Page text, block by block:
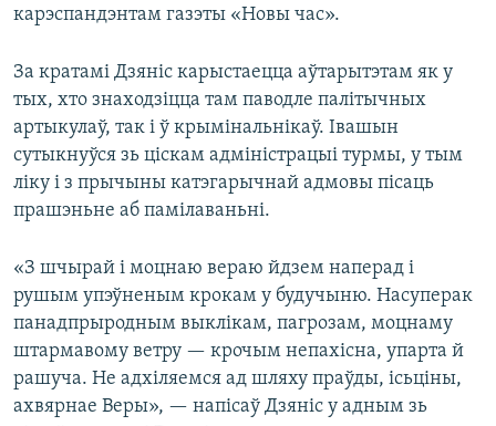
карэспандэнтам газэты «Новы час».
За кратамі Дзяніс карыстаецца аўтарытэтам як у
тых, хто знаходзіцца там паводле палітычных
артыкулаў, так і ў крымінальнікаў. Івашын
сутыкнуўся зь ціскам адміністрацыі турмы, у тым
ліку і з прычыны катэгарычнай адмовы пісаць
прашэньне аб памілаваньні.
«З шчырай і моцнаю вераю йдзем наперад і
рушым упэўненым крокам у будучыню. Насуперак
панадпрыродным выклікам, пагрозам, моцнаму
штармавому ветру — крочым непахісна, упарта й
рашуча. Не адхіляемся ад шляху праўды, ісьціны,
ахвярнае Веры», — напісаў Дзяніс у адным зь